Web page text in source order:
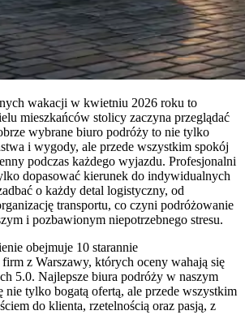
wakacji w kwietniu 2026 roku to
mieszkańców stolicy zaczyna przeglądać
wybrane biuro podróży to nie tylko
i wygody, ale przede wszystkim spokój
podczas każdego wyjazdu. Profesjonalni
dopasować kierunek do indywidualnych
o każdy detal logistyczny, od
transportu, co czyni podróżowanie
i pozbawionym niepotrzebnego stresu.
obejmuje 10 starannie
z Warszawy, których oceny wahają się
5.0. Najlepsze biura podróży w naszym
nie tylko bogatą ofertą, ale przede wszystkim
do klienta, rzetelnością oraz pasją, z